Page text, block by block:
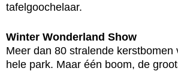
tafelgoochelaar.
Winter Wonderland Show
Meer dan 80 stralende kerstbomen
hele park. Maar één boom, de